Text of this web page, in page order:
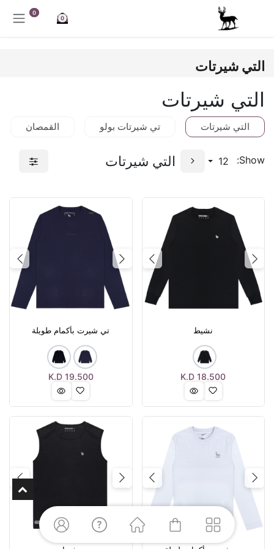
تخطي للذهاب إلى المحتوى
0
0
التي شيرتات
التي شيرتات
التي شيرتات تي شيرتات بولو القمصان
Show:
12 التي شيرتات
Previous
Next
نشيط
18.500
K.D
Previous
تي شيرت بأكمام طويلة
19.500
K.D
Previous
Next
Previous